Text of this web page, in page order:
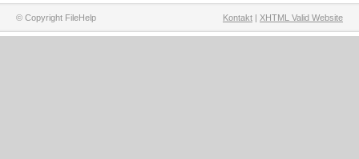
© Copyright FileHelp Kontakt | XHTML Valid Website